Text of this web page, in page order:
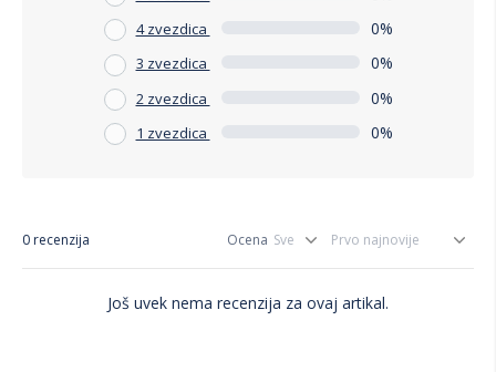
4 zvezdica 0%
3 zvezdica 0%
2 zvezdica 0%
1 zvezdica 0%
0 recenzija Ocena
Još uvek nema recenzija za ovaj artikal.